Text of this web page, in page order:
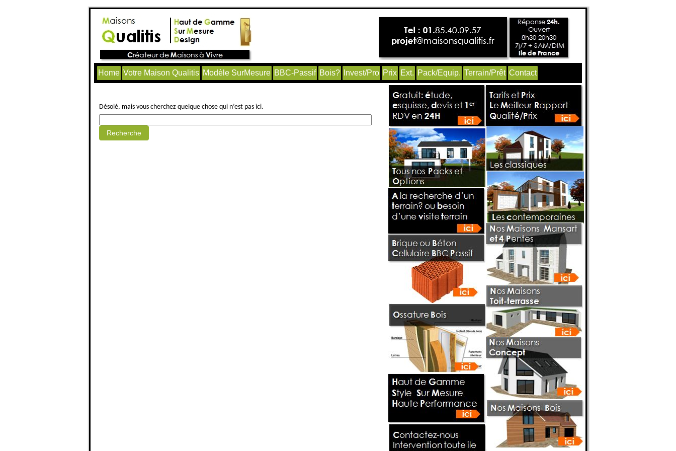
Home Votre Maison Qualitis Modèle SurMesure BBC-Passif Bois? Invest/Pro Prix Ext. Pack/Equip. Terrain/Prêt Contact
Désolé, mais vous cherchez quelque chose qui n’est pas ici.